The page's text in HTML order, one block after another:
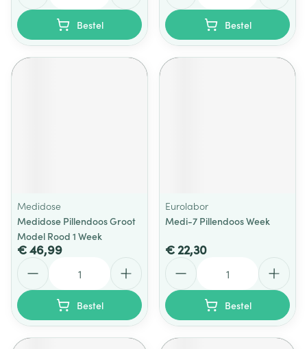
Bestel Bestel
Medidose
Medidose Pillendoos Groot
Model Rood 1 Week
€ 46,99
Bestel
Eurolabor
Medi-7 Pillendoos Week
€ 22,30
Bestel